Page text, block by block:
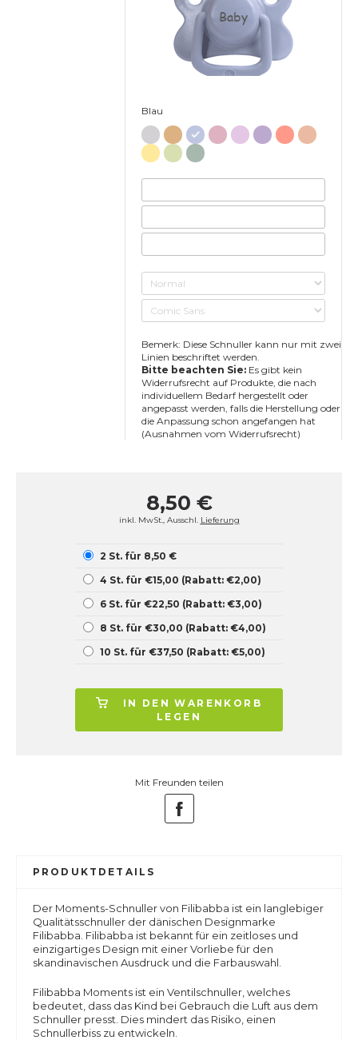
Baby
Blau
Bemerk: Diese Schnuller kann nur mit zwei
Linien beschriftet werden.
Bitte beachten Sie: Es gibt kein
Widerrufsrecht auf Produkte, die nach
individuellem Bedarf hergestellt oder
angepasst werden, falls die Herstellung oder
die Anpassung schon angefangen hat
(Ausnahmen vom Widerrufsrecht)
8,50 €
inkl. MwSt., Ausschl. Lieferung
2 St. für 8,50 €
4 St. für €15,00 (Rabatt: €2,00)
6 St. für €22,50 (Rabatt: €3,00)
8 St. für €30,00 (Rabatt: €4,00)
10 St. für €37,50 (Rabatt: €5,00)
IN DEN WARENKORB
LEGEN
Mit Freunden teilen
PRODUKTDETAILS
Der Moments-Schnuller von Filibabba ist ein langlebiger
Qualitätsschnuller der dänischen Designmarke
Filibabba. Filibabba ist bekannt für ein zeitloses und
einzigartiges Design mit einer Vorliebe für den
skandinavischen Ausdruck und die Farbauswahl.
Filibabba Moments ist ein Ventilschnuller, welches
bedeutet, dass das Kind bei Gebrauch die Luft aus dem
Schnuller presst. Dies mindert das Risiko, einen
Schnullerbiss zu entwickeln.